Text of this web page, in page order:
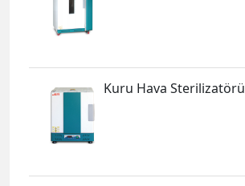
Kuru Hava Sterilizatörü